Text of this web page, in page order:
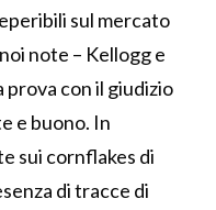
sul mercato
note – Kellogg e
prova con il giudizio
e buono. In
sui cornflakes di
di tracce di